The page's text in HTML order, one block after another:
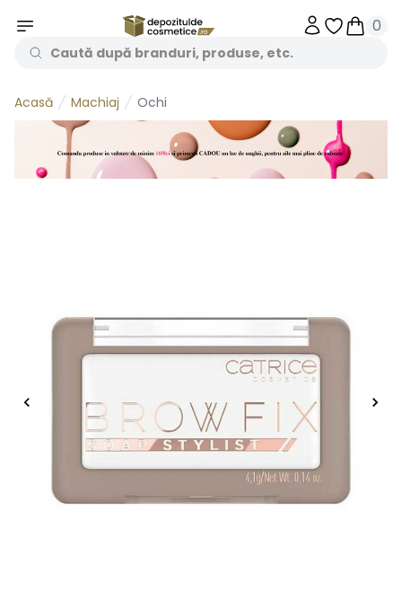
Obiecte
0
Acasă Machiaj Ochi